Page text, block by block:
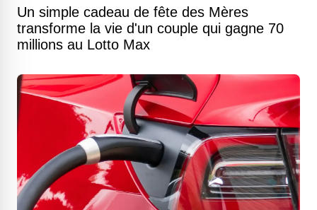
Un simple cadeau de fête des Mères
transforme la vie d'un couple qui gagne 70
millions au Lotto Max